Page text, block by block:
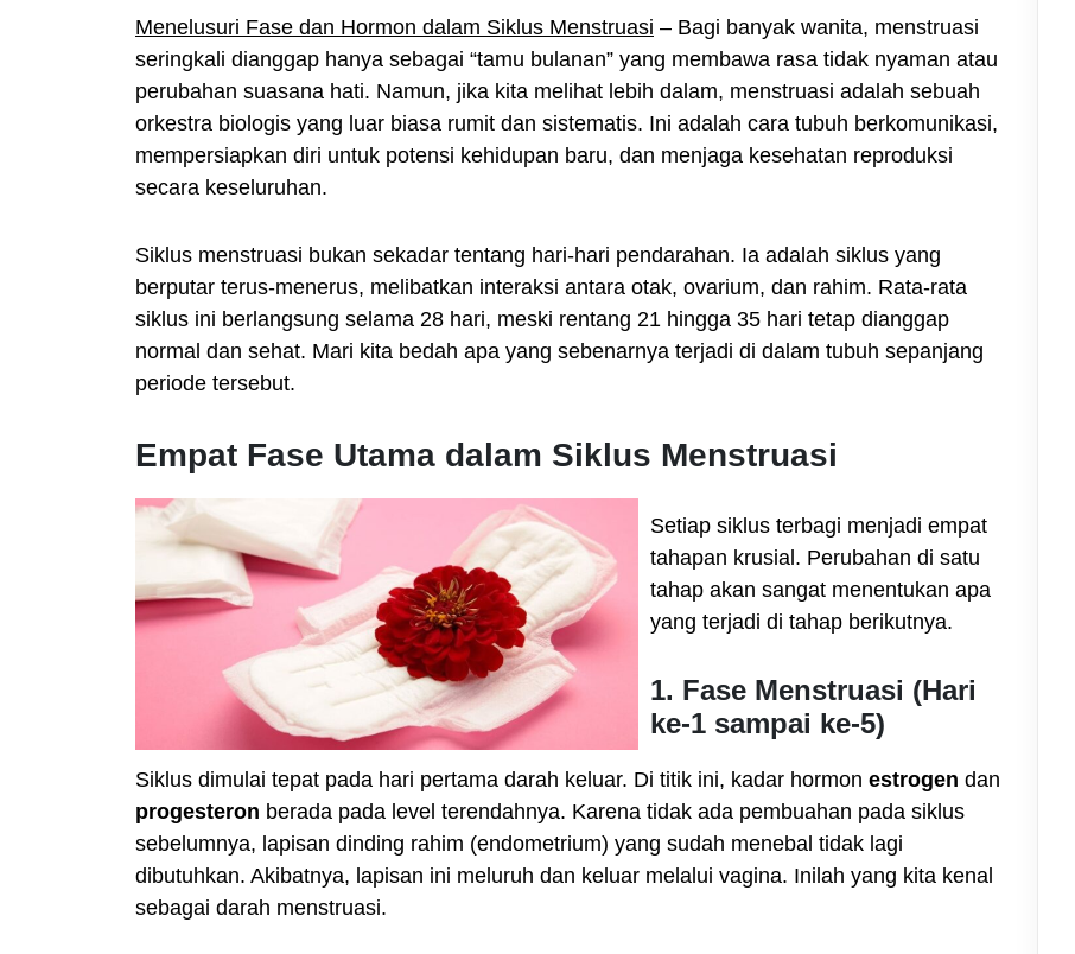
Menelusuri Fase dan Hormon dalam Siklus Menstruasi – Bagi banyak wanita, menstruasi
seringkali dianggap hanya sebagai “tamu bulanan” yang membawa rasa tidak nyaman atau
perubahan suasana hati. Namun, jika kita melihat lebih dalam, menstruasi adalah sebuah
orkestra biologis yang luar biasa rumit dan sistematis. Ini adalah cara tubuh berkomunikasi,
mempersiapkan diri untuk potensi kehidupan baru, dan menjaga kesehatan reproduksi
secara keseluruhan.
Siklus menstruasi bukan sekadar tentang hari-hari pendarahan. Ia adalah siklus yang
berputar terus-menerus, melibatkan interaksi antara otak, ovarium, dan rahim. Rata-rata
siklus ini berlangsung selama 28 hari, meski rentang 21 hingga 35 hari tetap dianggap
normal dan sehat. Mari kita bedah apa yang sebenarnya terjadi di dalam tubuh sepanjang
periode tersebut.
Empat Fase Utama dalam Siklus Menstruasi
Setiap siklus terbagi menjadi empat
tahapan krusial. Perubahan di satu
tahap akan sangat menentukan apa
yang terjadi di tahap berikutnya.
1. Fase Menstruasi (Hari
ke-1 sampai ke-5)
Siklus dimulai tepat pada hari pertama darah keluar. Di titik ini, kadar hormon estrogen dan
progesteron berada pada level terendahnya. Karena tidak ada pembuahan pada siklus
sebelumnya, lapisan dinding rahim (endometrium) yang sudah menebal tidak lagi
dibutuhkan. Akibatnya, lapisan ini meluruh dan keluar melalui vagina. Inilah yang kita kenal
sebagai darah menstruasi.